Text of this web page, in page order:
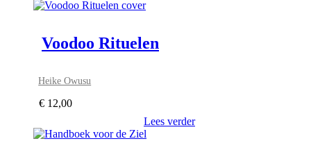
Voodoo Rituelen
Heike Owusu
€ 12,00
Lees verder